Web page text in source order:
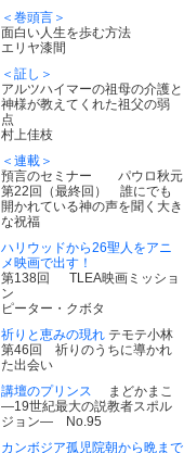
＜巻頭言＞
面白い人生を歩む方法
エリヤ漆間
＜証し＞
アルツハイマーの祖母の介護と
神様が教えてくれた祖父の弱
点
村上佳枝
＜連載＞
預言のセミナー パウロ秋元
第22回（最終回） 誰にでも
開かれている神の声を聞く大き
な祝福
ハリウッドから26聖人をアニ
メ映画で出す！
第138回 TLEA映画ミッショ
ン
ピーター・クボタ
祈りと恵みの現れ テモテ小林
第46回 祈りのうちに導かれ
た出会い
講壇のプリンス まどかまこ
―19世紀最大の説教者スポル
ジョン― No.95
カンボジア孤児院朝から晩まで